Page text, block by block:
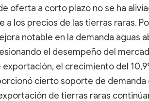
oferta a corto plazo no se ha
los precios de las tierras raras.
notable en la demanda aguas
el desempeño del
el crecimiento del
cierto soporte de demanda
de tierras raras